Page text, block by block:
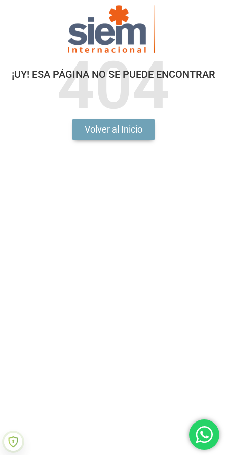
404
¡UY! ESA PÁGINA NO SE PUEDE ENCONTRAR
Volver al Inicio